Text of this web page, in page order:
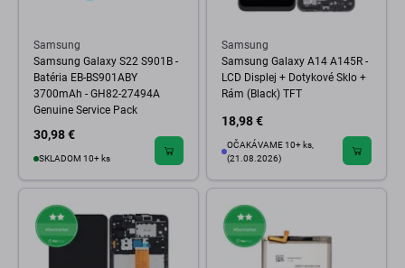
Samsung
Samsung Galaxy S22 S901B -
Batéria EB-BS901ABY
3700mAh - GH82-27494A
Genuine Service Pack
30,98 €
SKLADOM 10+ ks
Samsung
Samsung Galaxy A14 A145R -
LCD Displej + Dotykové Sklo +
Rám (Black) TFT
18,98 €
OČAKÁVAME 10+ ks,
(21.08.2026)